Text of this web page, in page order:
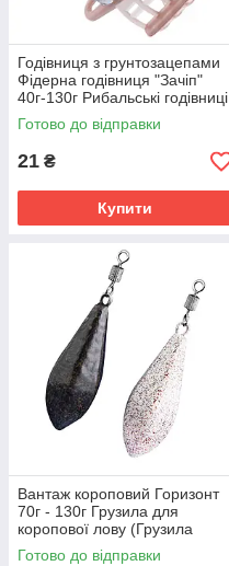
Годівниця з грунтозацепами
Фідерна годівниця "Зачіп"
40г-130г Рибальські годівниці
для сильної течії
Готово до відправки
21 ₴
Купити
Вантаж короповий Горизонт
70г - 130г Грузила для
коропової лову (Грузила
короп)
Готово до відправки